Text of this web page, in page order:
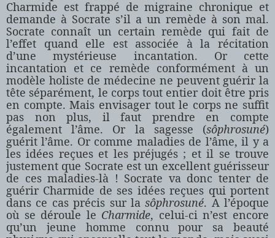
Charmide est frappé de migraine chronique et
demande à Socrate s’il a un remède à son mal.
Socrate connaît un certain remède qui fait de
l’effet quand elle est associée à la récitation
d’une mystérieuse incantation. Or cette
incantation et ce remède conformément à un
modèle holiste de médecine ne peuvent guérir la
tête séparément, le corps tout entier doit être pris
en compte. Mais envisager tout le corps ne suffit
pas non plus, il faut prendre en compte
également l’âme. Or la sagesse (sôphrosuné)
guérit l’âme. Or comme maladies de l’âme, il y a
les idées reçues et les préjugés ; et il se trouve
justement que Socrate est un excellent guérisseur
de ces maladies-là ! Socrate va donc tenter de
guérir Charmide de ses idées reçues qui portent
dans ce cas précis sur lasôphrosuné. A l’époque
où se déroule le Charmide, celui-ci n’est encore
qu’un jeune homme connu pour sa beauté